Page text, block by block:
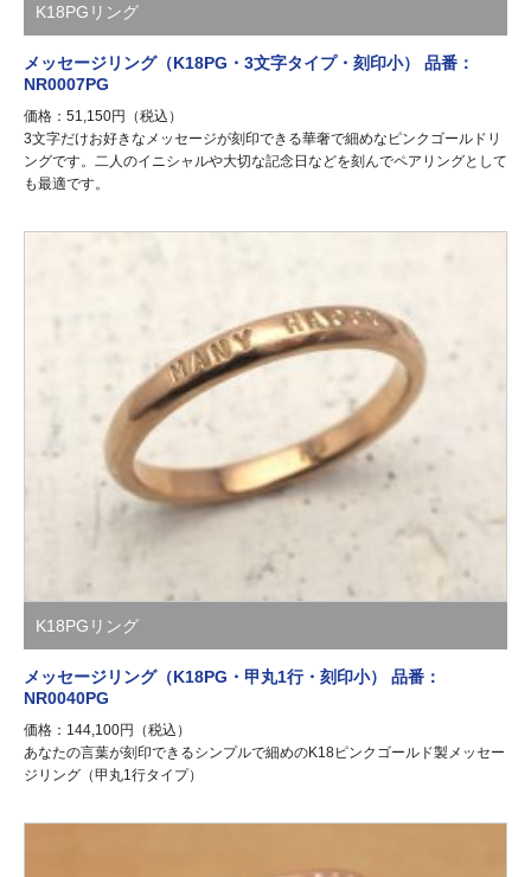
K18PGリング
メッセージリング（K18PG・3文字タイプ・刻印小） 品番：
NR0007PG
価格：51,150円（税込）
3文字だけお好きなメッセージが刻印できる華奢で細めなピンクゴールドリ
ングです。二人のイニシャルや大切な記念日などを刻んでペアリングとして
も最適です。
K18PGリング
メッセージリング（K18PG・甲丸1行・刻印小） 品番：
NR0040PG
価格：144,100円（税込）
あなたの言葉が刻印できるシンプルで細めのK18ピンクゴールド製メッセー
ジリング（甲丸1行タイプ）